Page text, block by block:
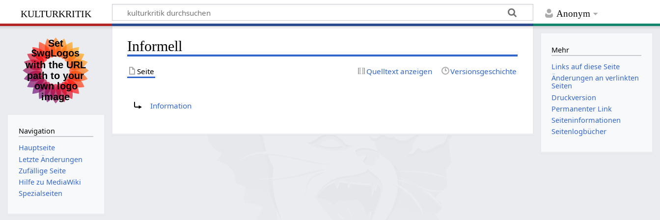
Anonym
kulturkritik
Informell
Seite Quelltext anzeigen Versionsgeschichte
Information
Navigation
Hauptseite
Letzte Änderungen
Zufällige Seite
Hilfe zu MediaWiki
Spezialseiten
Mehr
Links auf diese Seite
Änderungen an verlinkten
Seiten
Druckversion
Permanenter Link
Seiten­­informationen
Seitenlogbücher